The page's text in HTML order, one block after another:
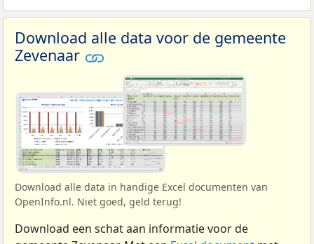
Download alle data voor de gemeente
Zevenaar
Download alle data in handige Excel documenten van
OpenInfo.nl. Niet goed, geld terug!
Download een schat aan informatie voor de